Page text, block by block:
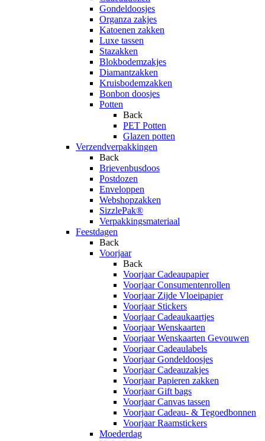
Gondeldoosjes
Organza zakjes
Katoenen zakken
Luxe tassen
Stazakken
Blokbodemzakjes
Diamantzakken
Kruisbodemzakken
Bonbon doosjes
Potten
Back
PET Potten
Glazen potten
Verzendverpakkingen
Back
Brievenbusdoos
Postdozen
Enveloppen
Webshopzakken
SizzlePak®
Verpakkingsmateriaal
Feestdagen
Back
Voorjaar
Back
Voorjaar Cadeaupapier
Voorjaar Consumentenrollen
Voorjaar Zijde Vloeipapier
Voorjaar Stickers
Voorjaar Cadeaukaartjes
Voorjaar Wenskaarten
Voorjaar Wenskaarten Gevouwen
Voorjaar Cadeaulabels
Voorjaar Gondeldoosjes
Voorjaar Cadeauzakjes
Voorjaar Papieren zakken
Voorjaar Gift bags
Voorjaar Canvas tassen
Voorjaar Cadeau- & Tegoedbonnen
Voorjaar Raamstickers
Moederdag